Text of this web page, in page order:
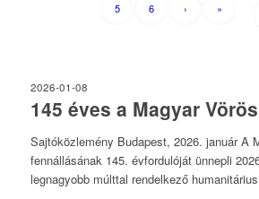
5 6 › »
2026-01-08
145 éves a Magyar
Sajtóközlemény Budapest, 2026. január A
fennállásának 145. évfordulóját ünnepli
legnagyobb múlttal rendelkező